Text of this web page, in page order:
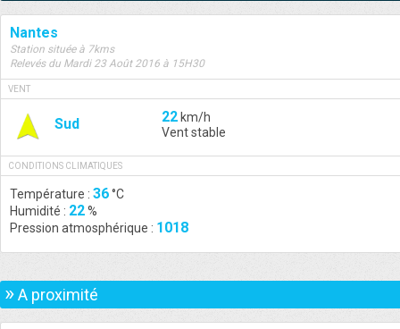
Nantes
Station située à 7kms
Relevés du Mardi 23 Août 2016 à 15H30
VENT
Sud 22 km/h
Vent stable
CONDITIONS CLIMATIQUES
Température : 36°C
Humidité : 22%
Pression atmosphérique : 1018
»A proximité